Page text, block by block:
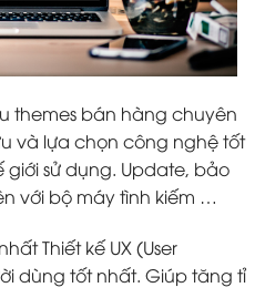
themes bán hàng chuyên
và lựa chọn công nghệ tốt
giới sử dụng. Update, bảo
với bộ máy tình kiếm …
Thiết kế UX (User
dùng tốt nhất. Giúp tăng tỉ